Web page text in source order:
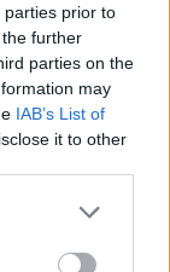
parties prior to
further
parties on the
may
IAB’s List of
it to other
more Google
may click to
πλούσιο